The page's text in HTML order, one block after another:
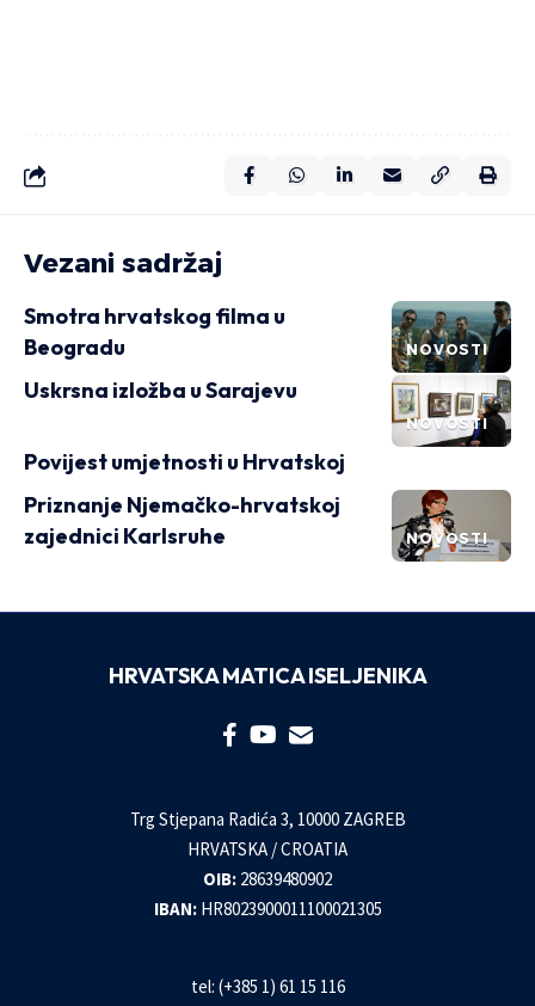
Vezani sadržaj
NOVOSTI
Smotra hrvatskog filma u
Beogradu
NOVOSTI
Uskrsna izložba u Sarajevu
Povijest umjetnosti u Hrvatskoj
NOVOSTI
Priznanje Njemačko-hrvatskoj
zajednici Karlsruhe
HRVATSKA MATICA ISELJENIKA
Trg Stjepana Radića 3, 10000 ZAGREB
HRVATSKA / CROATIA
OIB: 28639480902
IBAN: HR8023900011100021305
tel: (+385 1) 61 15 116